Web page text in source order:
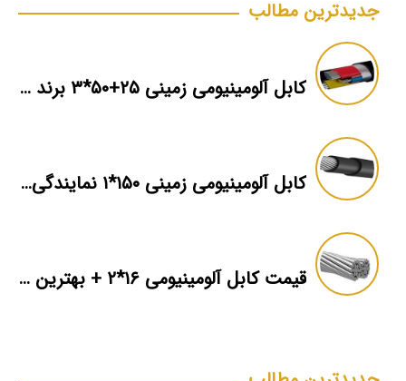
جدیدترین مطالب
کابل آلومینیومی زمینی ۲۵+۵۰*۳ برند ماهان
کابل آلومینیومی زمینی ۱۵۰*۱ نمایندگی فروش
قیمت کابل آلومینیومی ۱۶*۲ + بهترین برند بازار + اطلاعات فنی